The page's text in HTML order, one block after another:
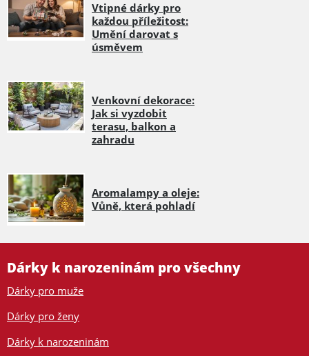
Vtipné dárky pro
každou příležitost:
Umění darovat s
úsměvem
Venkovní dekorace:
Jak si vyzdobit
terasu, balkon a
zahradu
Aromalampy a oleje:
Vůně, která pohladí
Dárky k narozeninám pro všechny
Dárky pro muže
Dárky pro ženy
Dárky k narozeninám